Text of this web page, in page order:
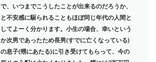
で、いつまでこうしたことが出来るのだろうか、
と不安感に駆られることもほぼ同じ年代の人間と
してよーく分かります。小生の場合、幸いという
か次男であったため長男(すでに亡くなっている)
の息子(甥にあたる)に引き受けてもらって、今の